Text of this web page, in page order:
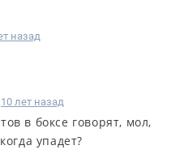
назад
10 лет назад
в боксе говорят, мол,
упадет?